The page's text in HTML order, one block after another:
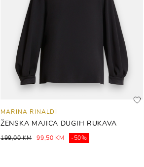
MARINA RINALDI
ŽENSKA MAJICA DUGIH RUKAVA
199,00 KM 99,50 KM -50%